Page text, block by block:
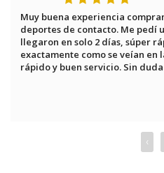
Muy buena experiencia
deportes de contacto. Me pedí
llegaron en solo 2 días, súper
exactamente como se veían
rápido y buen servicio. Sin
‹